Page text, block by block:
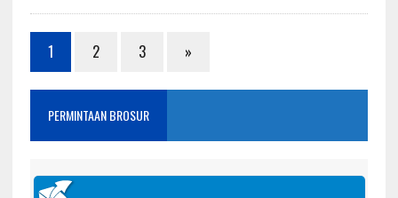
1 2 3 »
PERMINTAAN BROSUR